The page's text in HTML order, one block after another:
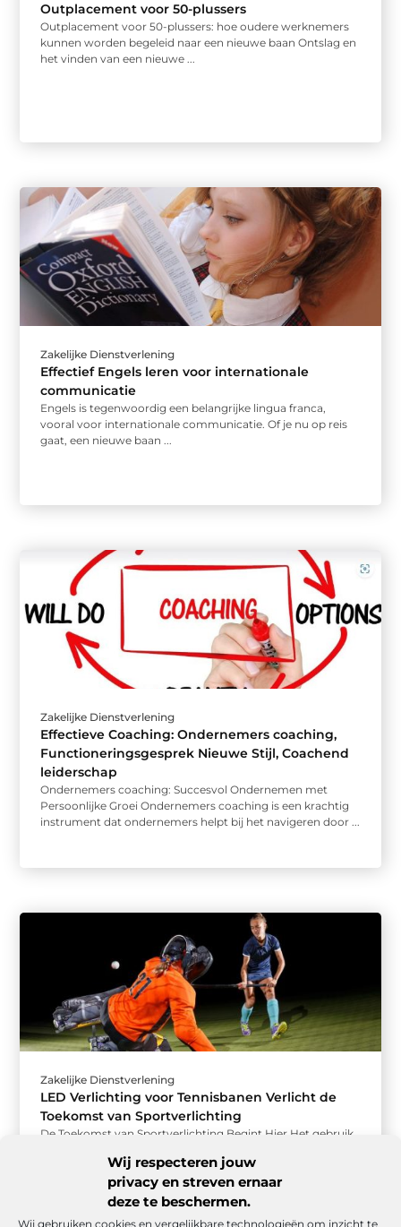
Wij respecteren jouw
privacy en streven ernaar
deze te beschermen.
Wij gebruiken cookies en vergelijkbare technologieën om inzicht te
Outplacement voor 50-plussers
Outplacement voor 50-plussers: hoe oudere werknemers
kunnen worden begeleid naar een nieuwe baan Ontslag en
het vinden van een nieuwe ...
Zakelijke Dienstverlening
Effectief Engels leren voor internationale
communicatie
Engels is tegenwoordig een belangrijke lingua franca,
vooral voor internationale communicatie. Of je nu op reis
gaat, een nieuwe baan ...
Zakelijke Dienstverlening
Effectieve Coaching: Ondernemers coaching,
Functioneringsgesprek Nieuwe Stijl, Coachend
leiderschap
Ondernemers coaching: Succesvol Ondernemen met
Persoonlijke Groei Ondernemers coaching is een krachtig
instrument dat ondernemers helpt bij het navigeren door ...
Zakelijke Dienstverlening
LED Verlichting voor Tennisbanen Verlicht de
Toekomst van Sportverlichting
De Toekomst van Sportverlichting Begint Hier Het gebruik
keuze geworden onder ...